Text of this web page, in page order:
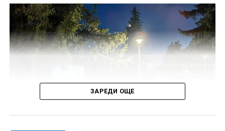
ЗАРЕДИ ОЩЕ